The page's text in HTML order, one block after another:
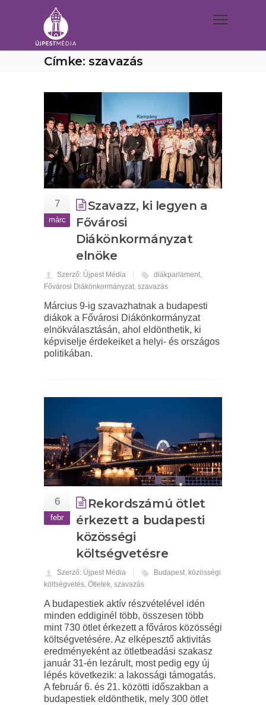
Címke: szavazás
7
márc
Szavazz, ki legyen a
Fővárosi
Diákönkormányzat
elnöke
Szerző: Újpest Média diákparlament,
Fővárosi Diákönkormányzat, szavazás
Március 9-ig szavazhatnak a budapesti
diákok a Fővárosi Diákönkormányzat
elnökválasztásán, ahol eldönthetik, ki
képviselje érdekeiket a helyi- és országos
politikában.
6
febr
Rekordszámú ötlet
érkezett a budapesti
közösségi
költségvetésre
Szerző: Újpest Média Budapest, közösségi
költségvetés, Ötletek, szavazás
A budapestiek aktív részvételével idén
minden eddiginél több, összesen több
mint 730 ötlet érkezett a főváros közösségi
költségvetésére. Az elképesztő aktivitás
eredményeként az ötletbeadási szakasz
január 31-én lezárult, most pedig egy új
lépés következik: a lakossági támogatás.
A február 6. és 21. közötti időszakban a
budapestiek eldönthetik, mely 300 ötlet